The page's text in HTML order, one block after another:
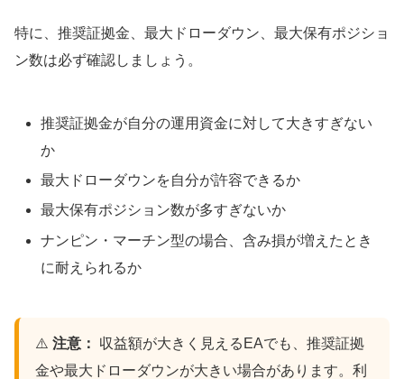
特に、推奨証拠金、最大ドローダウン、最大保有ポジショ
ン数は必ず確認しましょう。
推奨証拠金が自分の運用資金に対して大きすぎない
か
最大ドローダウンを自分が許容できるか
最大保有ポジション数が多すぎないか
ナンピン・マーチン型の場合、含み損が増えたとき
に耐えられるか
⚠️ 注意：
収益額が大きく見えるEAでも、推奨証拠
金や最大ドローダウンが大きい場合があります。利